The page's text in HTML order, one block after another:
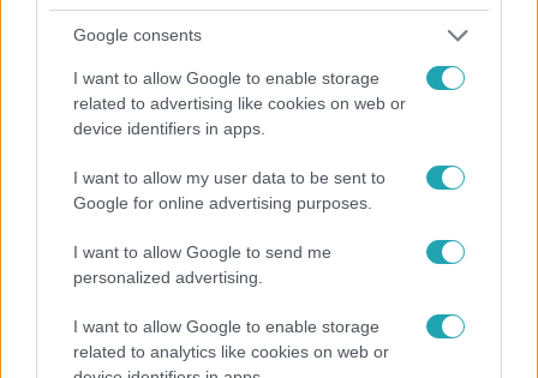
Google consents
I want to allow Google to enable storage
related to advertising like cookies on web or
device identifiers in apps.
I want to allow my user data to be sent to
Google for online advertising purposes.
I want to allow Google to send me
personalized advertising.
I want to allow Google to enable storage
related to analytics like cookies on web or
Népszerű